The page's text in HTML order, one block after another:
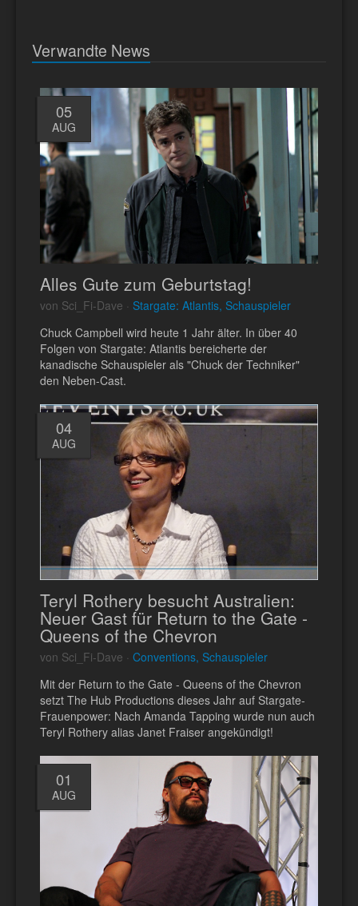
Verwandte News
05
AUG
Alles Gute zum Geburtstag!
von Sci_Fi-Dave · Stargate: Atlantis, Schauspieler
Chuck Campbell wird heute 1 Jahr älter. In über 40
Folgen von Stargate: Atlantis bereicherte der
kanadische Schauspieler als "Chuck der Techniker"
den Neben-Cast.
04
AUG
Teryl Rothery besucht Australien:
Neuer Gast für Return to the Gate -
Queens of the Chevron
von Sci_Fi-Dave · Conventions, Schauspieler
Mit der Return to the Gate - Queens of the Chevron
setzt The Hub Productions dieses Jahr auf Stargate-
Frauenpower: Nach Amanda Tapping wurde nun auch
Teryl Rothery alias Janet Fraiser angekündigt!
01
AUG